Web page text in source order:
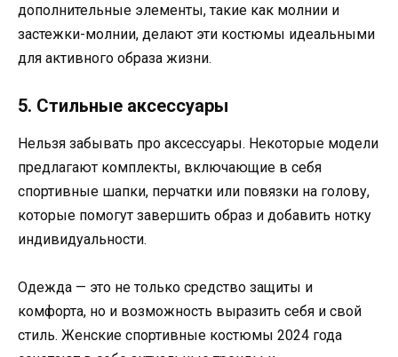
дополнительные элементы, такие как молнии и
застежки-молнии, делают эти костюмы идеальными
для активного образа жизни.
5. Стильные аксессуары
Нельзя забывать про аксессуары. Некоторые модели
предлагают комплекты, включающие в себя
спортивные шапки, перчатки или повязки на голову,
которые помогут завершить образ и добавить нотку
индивидуальности.
Одежда — это не только средство защиты и
комфорта, но и возможность выразить себя и свой
стиль. Женские спортивные костюмы 2024 года